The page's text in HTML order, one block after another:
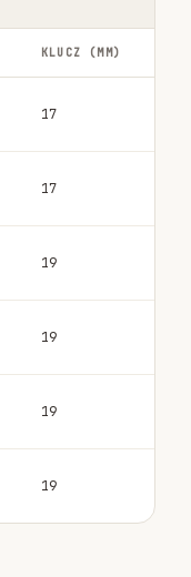
KLUCZ (MM)
17
17
19
19
19
19